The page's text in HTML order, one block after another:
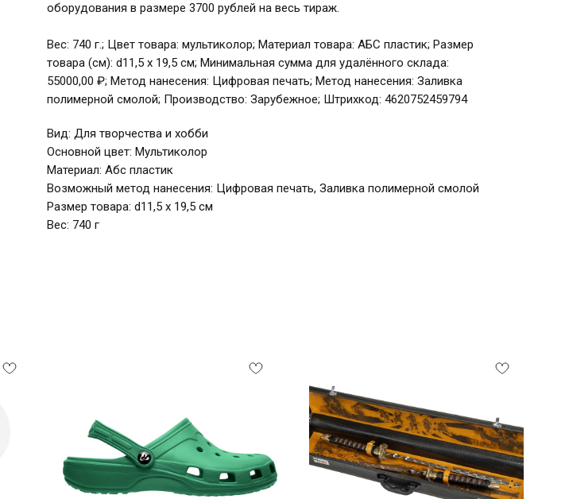
оборудования в размере 3700 рублей на весь тираж.
Вес: 740 г.; Цвет товара: мультиколор; Материал товара: АБС пластик; Размер
товара (см): d11,5 х 19,5 см; Минимальная сумма для удалённого склада:
55000,00 ₽; Метод нанесения: Цифровая печать; Метод нанесения: Заливка
полимерной смолой; Производство: Зарубежное; Штрихкод: 4620752459794
Вид: Для творчества и хобби
Основной цвет: Мультиколор
Материал: Абс пластик
Возможный метод нанесения: Цифровая печать, Заливка полимерной смолой
Размер товара: d11,5 х 19,5 см
Вес: 740 г